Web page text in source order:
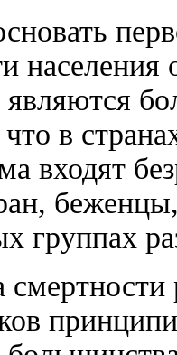
населения
являются
в
входят
группах
смертности